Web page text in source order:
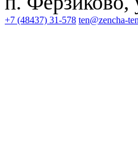
+7 (48437) 31-578 ten@zencha-